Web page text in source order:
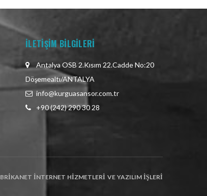
İLETİŞİM BİLGİLERİ
Antalya OSB 2.Kısım 22.Cadde No:20
Döşemealtı/ANTALYA
info@kurguasansor.com.tr
+90 (242) 290 30 28
BRIKANET İNTERNET HIZMETLERI VE YAZILIM İŞLERI